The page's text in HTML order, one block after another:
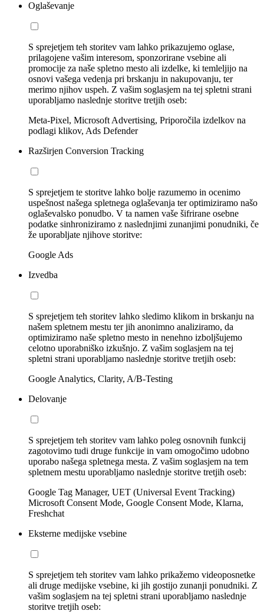
Oglaševanje
S sprejetjem teh storitev vam lahko prikazujemo oglase,
prilagojene vašim interesom, sponzorirane vsebine ali
promocije za naše spletno mesto ali izdelke, ki temleljijo na
osnovi vašega vedenja pri brskanju in nakupovanju, ter
merimo njihov uspeh. Z vašim soglasjem na tej spletni strani
uporabljamo naslednje storitve tretjih oseb:
Meta-Pixel, Microsoft Advertising, Priporočila izdelkov na
podlagi klikov, Ads Defender
Razširjen Conversion Tracking
S sprejetjem te storitve lahko bolje razumemo in ocenimo
uspešnost našega spletnega oglaševanja ter optimiziramo našo
oglaševalsko ponudbo. V ta namen vaše šifrirane osebne
podatke sinhroniziramo z naslednjimi zunanjimi ponudniki, če
že uporabljate njihove storitve:
Google Ads
Izvedba
S sprejetjem teh storitev lahko sledimo klikom in brskanju na
našem spletnem mestu ter jih anonimno analiziramo, da
optimiziramo naše spletno mesto in nenehno izboljšujemo
celotno uporabniško izkušnjo. Z vašim soglasjem na tej
spletni strani uporabljamo naslednje storitve tretjih oseb:
Google Analytics, Clarity, A/B-Testing
Delovanje
S sprejetjem teh storitev vam lahko poleg osnovnih funkcij
zagotovimo tudi druge funkcije in vam omogočimo udobno
uporabo našega spletnega mesta. Z vašim soglasjem na tem
spletnem mestu uporabljamo naslednje storitve tretjih oseb:
Google Tag Manager, UET (Universal Event Tracking)
Microsoft Consent Mode, Google Consent Mode, Klarna,
Freshchat
Eksterne medijske vsebine
S sprejetjem teh storitev vam lahko prikažemo videoposnetke
ali druge medijske vsebine, ki jih gostijo zunanji ponudniki. Z
vašim soglasjem na tej spletni strani uporabljamo naslednje
storitve tretjih oseb: